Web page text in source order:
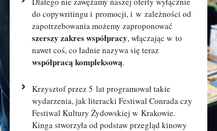
do copywritingu i promocji, i w zależności od
zapotrzebowania możemy zaproponować
szerszy zakres współpracy, włączając w to
nawet coś, co ładnie nazywa się teraz
współpracą kompleksową.
Krzysztof przez 5 lat programował takie
wydarzenia, jak literacki Festiwal Conrada czy
Festiwal Kultury Żydowskiej w Krakowie.
Kinga stworzyła od podstaw przegląd kinowy